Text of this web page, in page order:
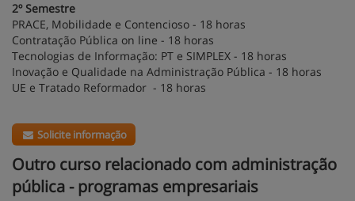
2º Semestre
PRACE, Mobilidade e Contencioso - 18 horas
Contratação Pública on line - 18 horas
Tecnologias de Informação: PT e SIMPLEX - 18 horas
Inovação e Qualidade na Administração Pública - 18 horas
UE e Tratado Reformador - 18 horas
Solicite informação
Outro curso relacionado com administração
pública - programas empresariais